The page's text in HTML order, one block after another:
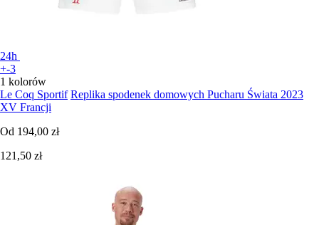
24h
+-3
1 kolorów
Le Coq Sportif Replika spodenek domowych Pucharu Świata 2023
XV Francji
Od 194,00 zł
121,50 zł